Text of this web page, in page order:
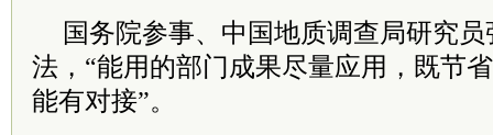
国务院参事、中国地质调查局研究
法，“能用的部门成果尽量应用，既节
能有对接”。